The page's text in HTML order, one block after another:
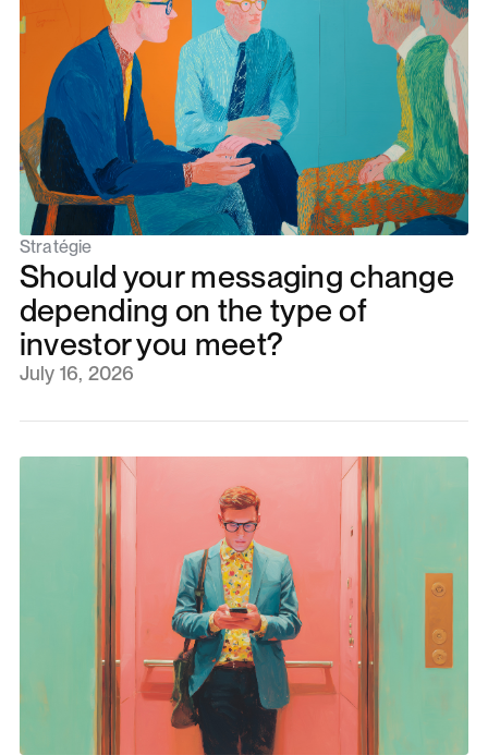
Stratégie
Should your messaging change
depending on the type of
investor you meet?
July 16, 2026